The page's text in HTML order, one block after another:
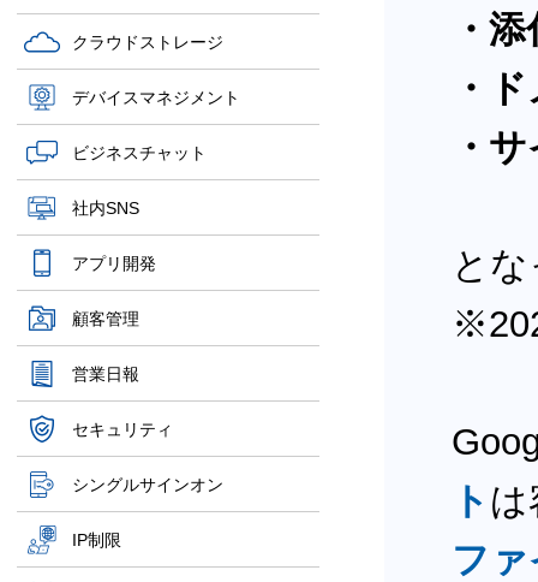
クラウドストレージ
デバイスマネジメント
ビジネスチャット
社内SNS
アプリ開発
顧客管理
営業日報
セキュリティ
シングルサインオン
IP制限
・
・
・
と
ト
フ